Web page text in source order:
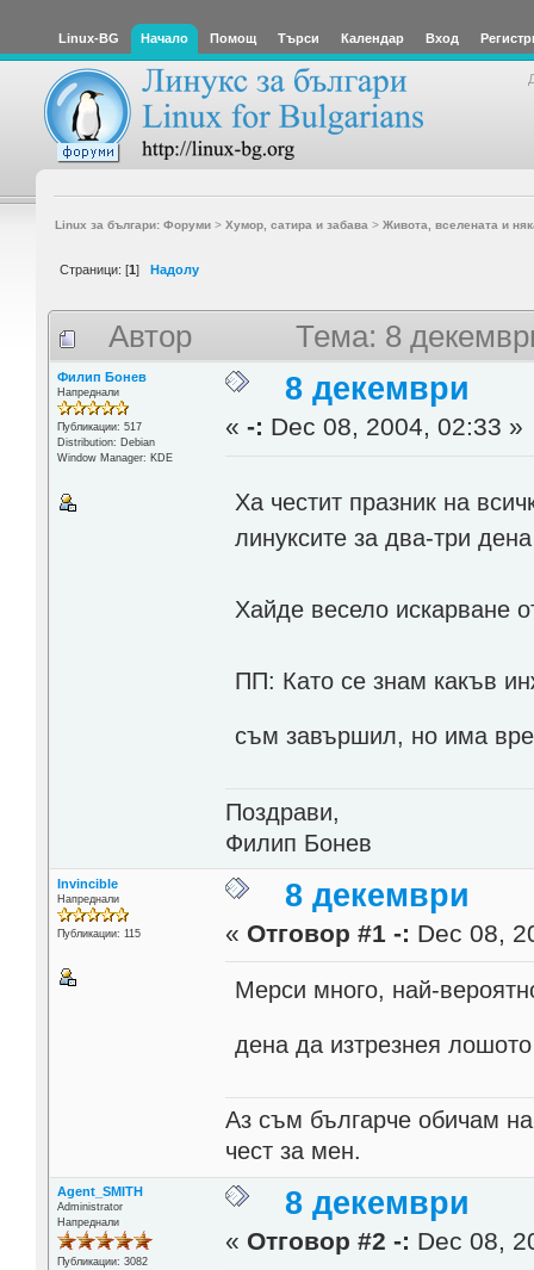
Linux-BG Начало Помощ Търси Календар Вход
Linux за българи: Форуми> Хумор, сатира и забава > Живота, вселената и
Страници: [1] Надолу
Автор Тема: 8
Филип Бонев
Напреднали
Публикации: 517
Distribution: Debian
Window Manager: KDE
8 декември
«-: Dec 08, 2004, 02:33 »
Ха честит празник на
линуксите за два-три
Хайде весело искарване
ПП: Като се знам какъв
съм завършил, но има
Поздрави,
Филип Бонев
Invincible
Напреднали
Публикации: 115
8 декември
« Отговор #1 -: Dec 08,
Мерси много, най-
дена да изтрезнея
Аз съм българче обичам
чест за мен.
Agent_SMITH
Administrator
Напреднали
Публикации: 3082
8 декември
« Отговор #2 -: Dec 08,